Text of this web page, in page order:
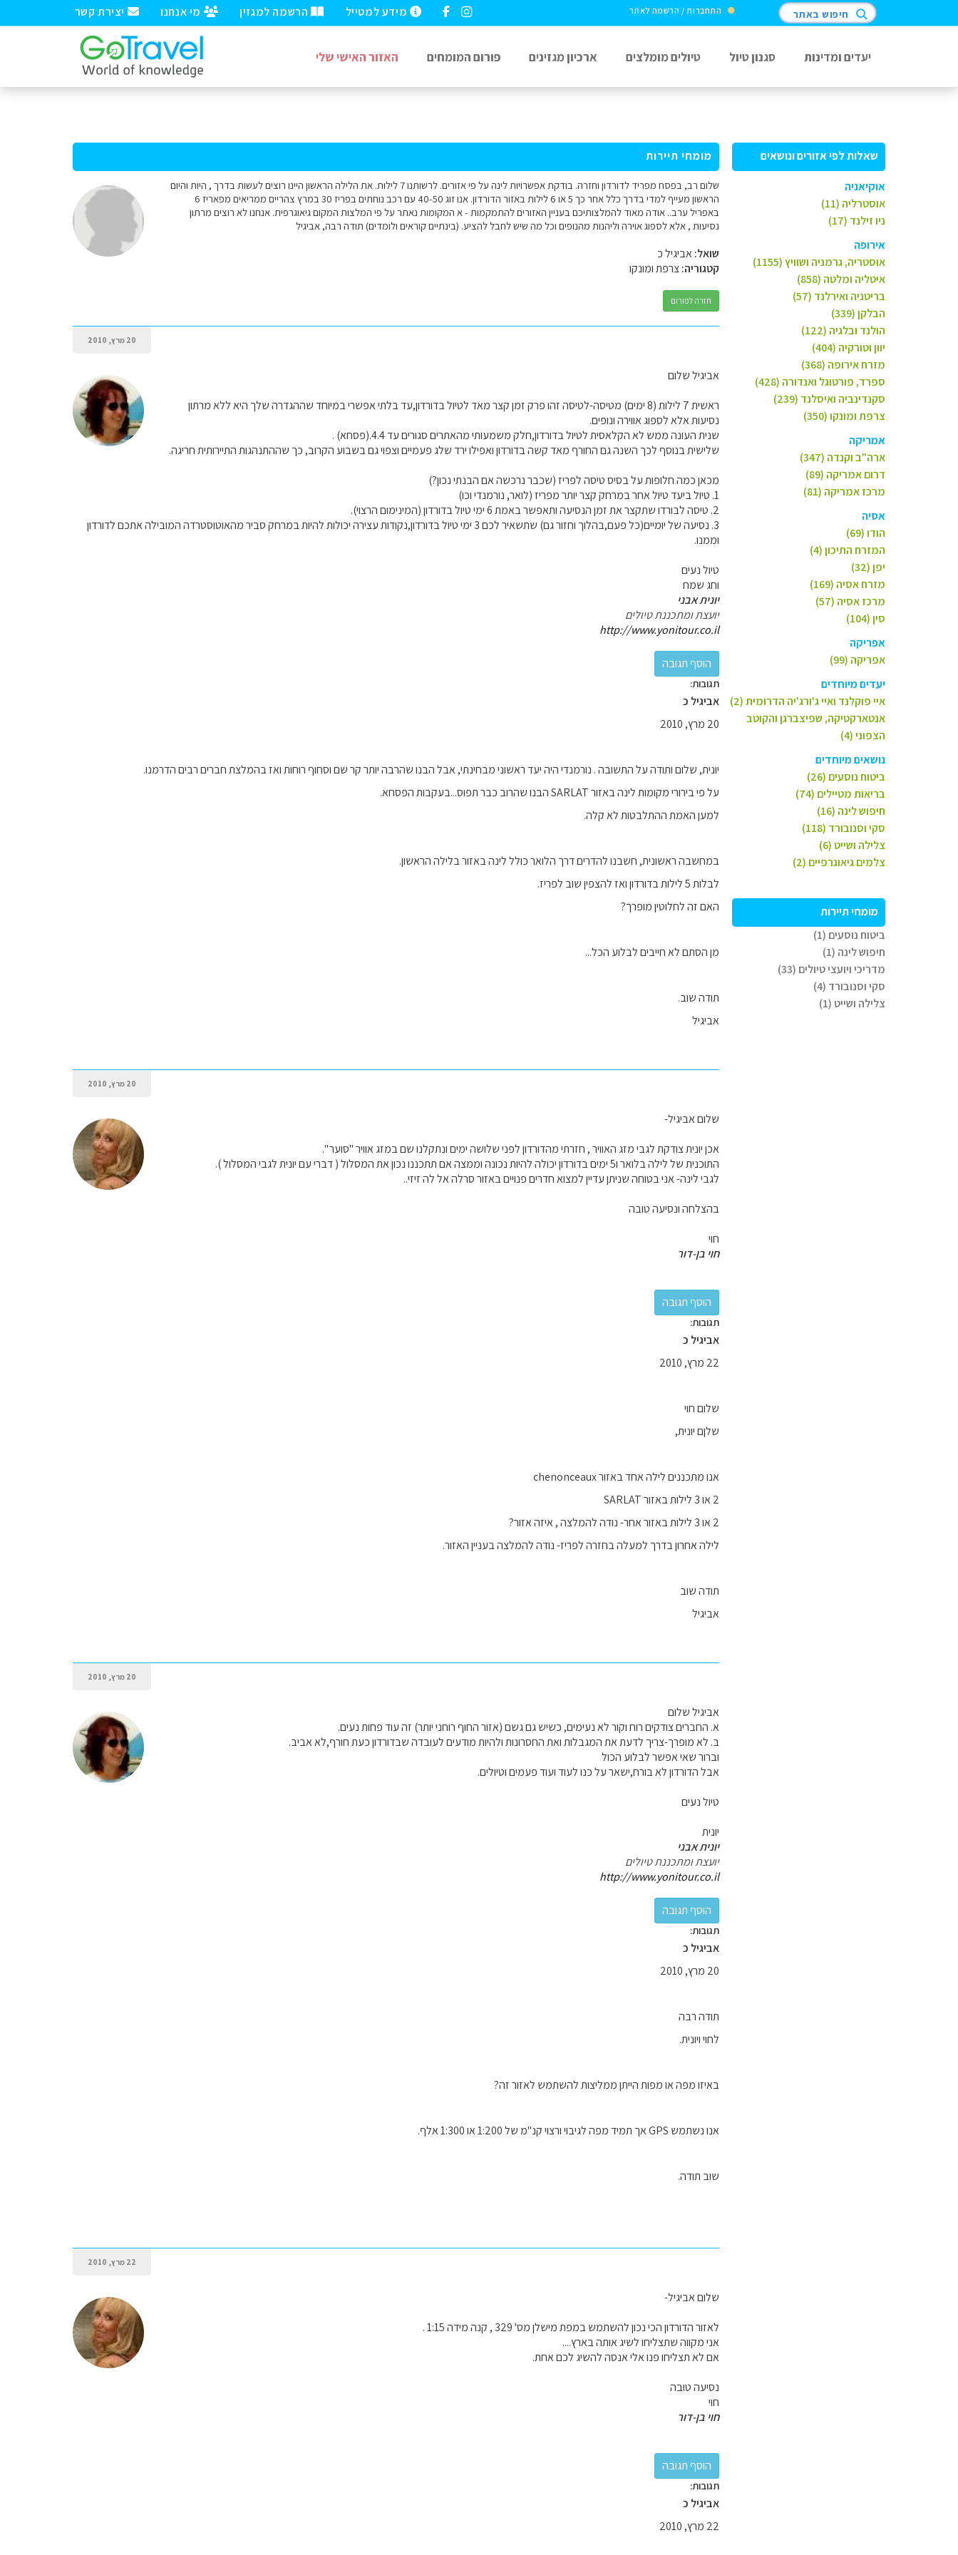
יצירת קשר מי אנחנו הרשמה למגזין מידע למטייל התחברות / הרשמה לאתר חיפוש באתר
יעדים ומדינות סגנון טיול טיולים מומלצים ארכיון מגזינים פורום המומחים האזור האישי שלי
שאלות לפי אזורים ונושאים
אוקיאניה
אוסטרליה (11)
ניו זילנד (17)
אירופה
אוסטריה, גרמניה ושוויץ (1155)
איטליה ומלטה (858)
בריטניה ואירלנד (57)
הבלקן (339)
הולנד ובלגיה (122)
יוון וטורקיה (404)
מזרח אירופה (368)
ספרד, פורטוגל ואנדורה (428)
סקנדינביה ואיסלנד (239)
צרפת ומונקו (350)
אמריקה
ארה"ב וקנדה (347)
דרום אמריקה (89)
מרכז אמריקה (81)
אסיה
הודו (69)
המזרח התיכון (4)
יפן (32)
מזרח אסיה (169)
מרכז אסיה (57)
סין (104)
אפריקה
אפריקה (99)
יעדים מיוחדים
איי פוקלנד ואיי ג'ורג'יה הדרומית (2)
אנטארקטיקה, שפיצברגן והקוטב
הצפוני (4)
נושאים מיוחדים
ביטוח נוסעים (26)
בריאות מטיילים (74)
חיפוש לינה (16)
סקי וסנובורד (118)
צלילה ושייט (6)
צלמים גיאוגרפיים (2)
מומחי תיירות
ביטוח נוסעים (1)
חיפוש לינה (1)
מדריכי ויועצי טיולים (33)
סקי וסנובורד (4)
צלילה ושייט (1)
מומחי תיירות
שלום רב, בפסח מפריד לדורדון וחזרה. בודקת אפשרויות לינה על פי אזורים. לרשותנו 7 לילות. את הלילה הראשון היינו רוצים לעשות בדרך , היות והיום
הראשון מעייף למדי בדרך כלל אחר כך 5 או 6 לילות באזור הדורדון. אנו זוג 40-50 עם רכב נוחתים בפריז 30 במרץ צהריים ממריאים מפאריז 6
באפריל ערב.. אודה מאוד להמלצותיכם בעניין האזורים להתמקמות - א המקומות נאתר על פי המלצות המקום גיאוגרפית. אנחנו לא רוצים מרתון
נסיעות , אלא לספוג אוירה וליהנות מהנופים וכל מה שיש לחבל להציע. (בינתיים קוראים ולומדים) תודה רבה, אביגיל
שואל:אביגיל כ
קטגוריה:צרפת ומונקו
חזרה לפורום
20 מרץ, 2010
אביגיל שלום
ראשית 7 לילות (8 ימים) מטיסה-לטיסה זהו פרק זמן קצר מאד לטיול בדורדון,עד בלתי אפשרי במיוחד שההגדרה שלך היא ללא מרתון
נסיעות אלא לספוג אווירה ונופים.
שנית העונה ממש לא הקלאסית לטיול בדורדון,חלק משמעותי מהאתרים סגורים עד 4.4.(פסחא) .
שלישית בנוסף לכך השנה גם החורף מאד קשה בדורדון ואפילו ירד שלג פעמיים וצפוי גם בשבוע הקרוב, כך שההתנהגות התיירותית חריגה.
מכאן כמה חלופות על בסיס טיסה לפריז (שכבר נרכשה אם הבנתי נכון?)
1. טיול ביעד טיול אחר במרחק קצר יותר מפריז (לואר, נורמנדי וכו)
2. טיסה לבורדו שתקצר את זמן הנסיעה ותאפשר באמת 6 ימי טיול בדורדון (המינימום הרצוי).
3. נסיעה של יומיים(כל פעם,בהלוך וחזור גם) שתשאיר לכם 3 ימי טיול בדורדון,נקודות עצירה יכולות להיות במרחק סביר מהאוטוסטרדה המובילה אתכם לדורדון
וממנו.
טיול נעים
וחג שמח
יונית אבני
יועצת ומתכננת טיולים
http://www.yonitour.co.il
תגובות:
אביגיל כ
20 מרץ, 2010
יונית, שלום ותודה על התשובה . נורמנדי היה יעד ראשוני מבחינתי, אבל הבנו שהרבה יותר קר שם וסחוף רוחות ואז בהמלצת חברים רבים הדרמנו.
על פי בירורי מקומות לינה באזור SARLAT הבנו שהרוב כבר תפוס...בעקבות הפסחא.
למען האמת ההתלבטות לא קלה.
במחשבה ראשונית, חשבנו להדרים דרך הלואר כולל לינה באזור בלילה הראשון.
לבלות 5 לילות בדורדון ואז להצפין שוב לפריז.
האם זה לחלוטין מופרך?
מן הסתם לא חייבים לבלוע הכל...
תודה שוב.
אביגיל
20 מרץ, 2010
שלום אביגיל-
אכן יונית צודקת לגבי מזג האוויר , חזרתי מהדורדון לפני שלושה ימים ונתקלנו שם במזג אוויר "סוער ".
התוכנית של לילה בלואר ו5 ימים בדורדון יכולה להיות נכונה וממצה אם תתכננו נכון את המסלול ( דברי עם יונית לגבי המסלול ).
לגבי לינה- אני בטוחה שניתן עדיין למצוא חדרים פנויים באזור סרלה אל לה זיזי..
בהצלחה ונסיעה טובה
חוי
חוי בן-דור
תגובות:
אביגיל כ
22 מרץ, 2010
שלום חוי
שלןם יונית,
אנו מתכננים לילה אחד באזור chenonceaux
2 או 3 לילות באזור SARLAT
2 או 3 לילות באזור אחר- נודה להמלצה , איזה אזור?
לילה אחרון בדרך למעלה בחזרה לפריז- נודה להמלצה בעניין האזור.
תודה שוב
אביגיל
20 מרץ, 2010
אביגיל שלום
א. החברים צודקים רוח וקור לא נעימים, כשיש גם גשם (אזור החוף רוחני יותר) זה עוד פחות נעים.
ב. לא מופרך-צריך לדעת את המגבלות ואת החסרונות ולהיות מודעים לעובדה שבדורדון כעת חורף,לא אביב.
וברור שאי אפשר לבלוע הכול
אבל הדורדון לא בורח,ישאר על כנו לעוד ועוד פעמים וטיולים.
טיול נעים
יונית
יונית אבני
יועצת ומתכננת טיולים
http://www.yonitour.co.il
תגובות:
אביגיל כ
20 מרץ, 2010
תודה רבה
לחוי ויונית.
באיזו מפה או מפות הייתן ממליצות להשתמש לאזור זה?
אנו נשתמש GPS אך תמיד מפה לגיבוי ורצוי קנ"מ של 1:200 או 1:300 אלף.
שוב תודה.
22 מרץ, 2010
שלום אביגיל-
לאזור הדורדון הכי נכון להשתמש במפת מישלן מס' 329 , קנה מידה 1:15 .
אני מקווה שתצליחו לשיג אותה בארץ....
אם לא תצליחו פנו אלי אנסה להשיג לכם אחת.
נסיעה טובה
חוי
חוי בן-דור
תגובות:
אביגיל כ
22 מרץ, 2010